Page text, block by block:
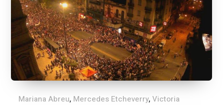
Mariana Abreu, Mercedes Etcheverry,Victoria